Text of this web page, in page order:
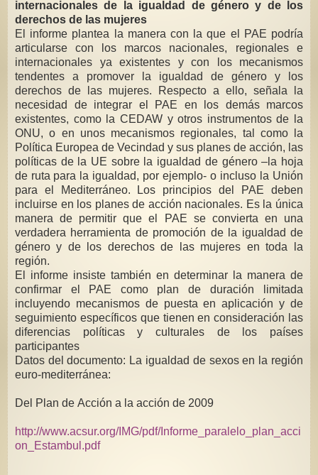
internacionales de la igualdad de género y de los
derechos de las mujeres
El informe plantea la manera con la que el PAE podría
articularse con los marcos nacionales, regionales e
internacionales ya existentes y con los mecanismos
tendentes a promover la igualdad de género y los
derechos de las mujeres. Respecto a ello, señala la
necesidad de integrar el PAE en los demás marcos
existentes, como la CEDAW y otros instrumentos de la
ONU, o en unos mecanismos regionales, tal como la
Política Europea de Vecindad y sus planes de acción, las
políticas de la UE sobre la igualdad de género –la hoja
de ruta para la igualdad, por ejemplo- o incluso la Unión
para el Mediterráneo. Los principios del PAE deben
incluirse en los planes de acción nacionales. Es la única
manera de permitir que el PAE se convierta en una
verdadera herramienta de promoción de la igualdad de
género y de los derechos de las mujeres en toda la
región.
El informe insiste también en determinar la manera de
confirmar el PAE como plan de duración limitada
incluyendo mecanismos de puesta en aplicación y de
seguimiento específicos que tienen en consideración las
diferencias políticas y culturales de los países
participantes
Datos del documento: La igualdad de sexos en la región
euro-mediterránea:
Del Plan de Acción a la acción de 2009
http://www.acsur.org/IMG/pdf/Informe_paralelo_plan_acci
on_Estambul.pdf